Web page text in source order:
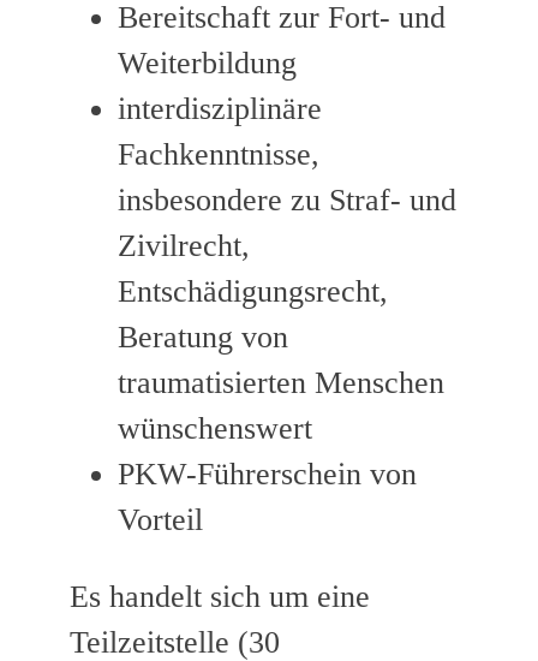
Bereitschaft zur Fort- und
Weiterbildung
interdisziplinäre
Fachkenntnisse,
insbesondere zu Straf- und
Zivilrecht,
Entschädigungsrecht,
Beratung von
traumatisierten Menschen
wünschenswert
PKW-Führerschein von
Vorteil
Es handelt sich um eine
Teilzeitstelle (30